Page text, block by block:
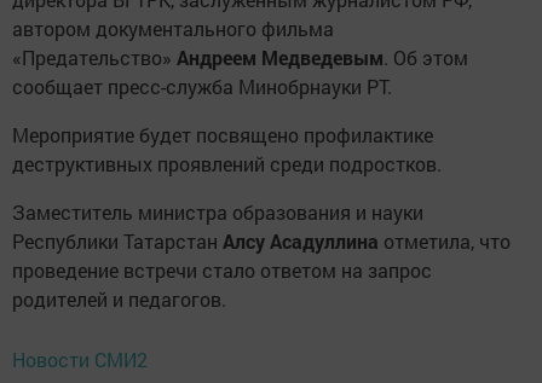
автором документального фильма
«Предательство» Андреем Медведевым. Об этом
сообщает пресс-служба Минобрнауки РТ.
Мероприятие будет посвящено профилактике
деструктивных проявлений среди подростков.
Заместитель министра образования и науки
Республики Татарстан Алсу Асадуллина отметила, что
проведение встречи стало ответом на запрос
родителей и педагогов.
Новости СМИ2